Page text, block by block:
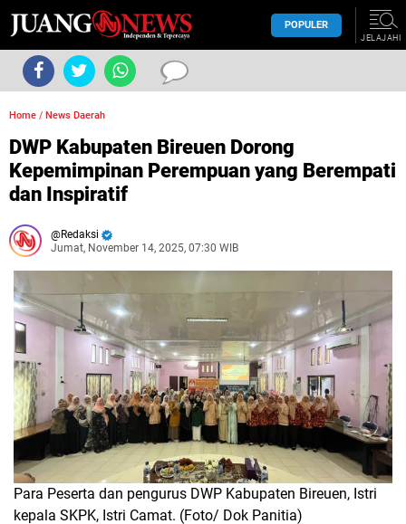
POPULER
JELAJAHI
Home / News Daerah
DWP Kabupaten Bireuen Dorong
Kepemimpinan Perempuan yang Berempati
dan Inspiratif
Redaksi
Jumat, November 14, 2025, 07:30 WIB
Para Peserta dan pengurus DWP Kabupaten Bireuen, Istri
kepala SKPK, Istri Camat. (Foto/ Dok Panitia)